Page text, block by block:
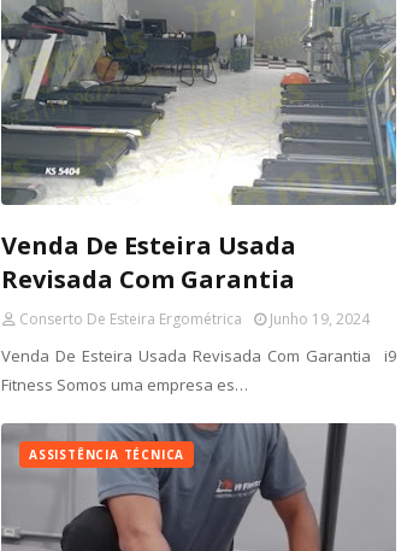
Venda De Esteira Usada
Revisada Com Garantia
Conserto De Esteira Ergométrica Junho 19, 2024
Venda De Esteira Usada Revisada Com Garantia i9
Fitness Somos uma empresa es…
ASSISTÊNCIA TÉCNICA